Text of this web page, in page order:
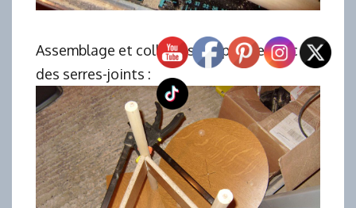
Assemblage et collage sous presse avec
des serres-joints :